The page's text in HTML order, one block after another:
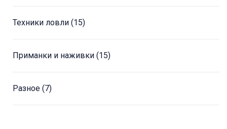
Техники ловли (15)
Приманки и наживки (15)
Разное (7)